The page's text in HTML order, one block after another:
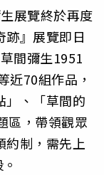
展覽終於再度
』展覽即日
間彌生1951
近70組作品，
」、「草間的
區，帶領觀眾
約制，需先上